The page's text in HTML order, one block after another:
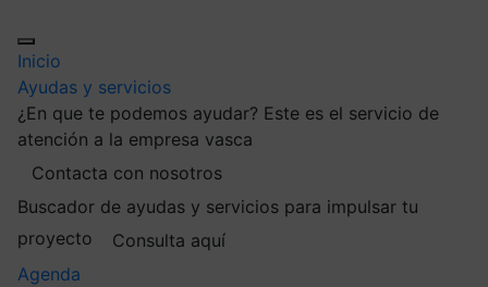
Inicio
Ayudas y servicios
¿En que te podemos ayudar? Este es el servicio de
atención a la empresa vasca
Contacta con nosotros
Buscador de ayudas y servicios para impulsar tu
proyecto
Consulta aquí
Agenda